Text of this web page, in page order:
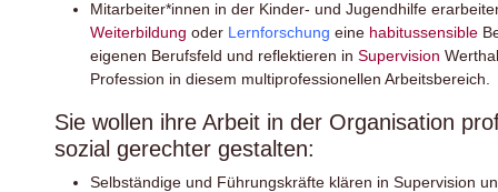
Mitarbeiter*innen in der Kinder- und Jugendhilfe
Weiterbildung oder Lernforschung eine habitussensible
eigenen Berufsfeld und reflektieren in Supervision
Profession in diesem multiprofessionellen
Sie wollen ihre Arbeit in der Organisation
sozial gerechter gestalten:
Selbständige und Führungskräfte klären in Supervision